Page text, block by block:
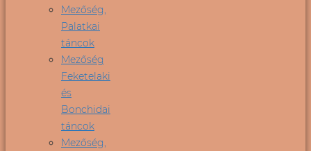
Mezőség,
Palatkai
táncok
Mezőség
Feketelaki
és
Bonchidai
táncok
Mezőség,